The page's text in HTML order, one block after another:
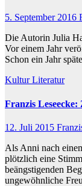
5. September 2016
Die Autorin Julia
Vor einem Jahr
Schon ein Jahr
KulturLiteratur
Franzis
12. Juli 2015
Als Anni nach
plötzlich eine
beängstigenden
ungewöhnliche